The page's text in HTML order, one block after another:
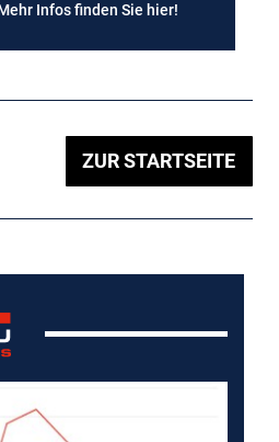
Infos finden Sie hier!
ZUR STARTSEITE